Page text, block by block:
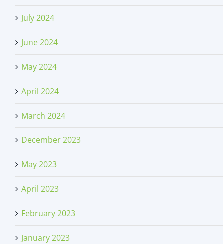
July 2024
June 2024
May 2024
April 2024
March 2024
December 2023
May 2023
April 2023
February 2023
January 2023